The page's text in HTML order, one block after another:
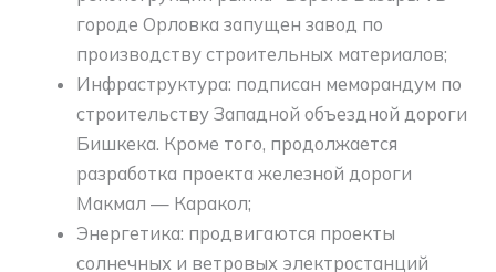
городе Орловка запущен завод по
производству строительных материалов;
Инфраструктура: подписан меморандум по
строительству Западной объездной дороги
Бишкека. Кроме того, продолжается
разработка проекта железной дороги
Макмал — Каракол;
Энергетика: продвигаются проекты
солнечных и ветровых электростанций